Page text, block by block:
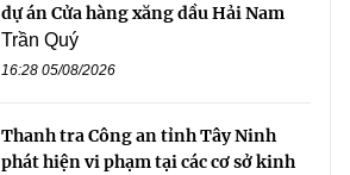
dự án Cửa hàng xăng dầu Hải Nam
Trần Quý
16:28 05/08/2026
Thanh tra Công an tỉnh Tây Ninh
phát hiện vi phạm tại các cơ sở kinh